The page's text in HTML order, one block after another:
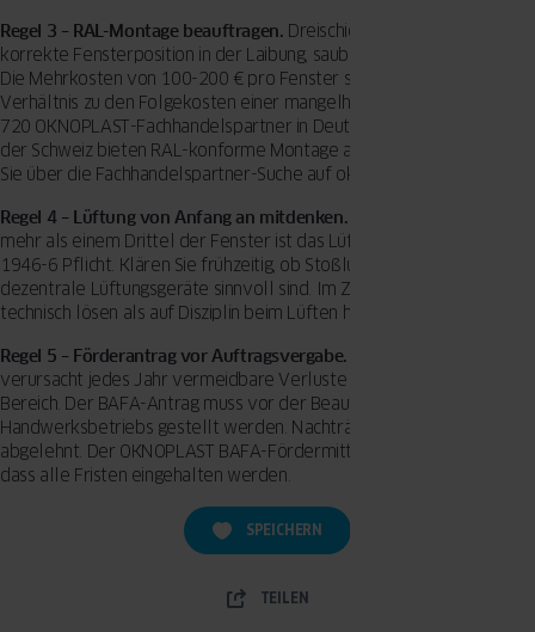
Regel 3 – RAL-Montage beauftragen. Dreischichtiger Fugenaufbau,
korrekte Fensterposition in der Laibung, saubere Anschlussdetails.
Die Mehrkosten von 100-200 € pro Fenster stehen in keinem
Verhältnis zu den Folgekosten einer mangelhaften Montage. Über
720 OKNOPLAST-Fachhandelspartner in Deutschland, Österreich und
der Schweiz bieten RAL-konforme Montage an – den nächsten finden
Sie über die Fachhandelspartner-Suche auf oknoplast.de.
Regel 4 – Lüftung von Anfang an mitdenken.
mehr als einem Drittel der Fenster ist das Lüftungskonzept nach DIN
1946-6 Pflicht. Klären Sie frühzeitig, ob Stoßlüftung reicht oder ob
dezentrale Lüftungsgeräte sinnvoll sind. Im Zweifelsfall: lieber
technisch lösen als auf Disziplin beim Lüften hoffen.
Regel 5 – Förderantrag vor Auftragsvergabe.
verursacht jedes Jahr vermeidbare Verluste im fünfstelligen
Bereich. Der BAFA-Antrag muss vor der Beauftragung des
Handwerksbetriebs gestellt werden. Nachträgliche Anträge werden
abgelehnt. Der OKNOPLAST BAFA-Fördermittelservice stellt sicher,
dass alle Fristen eingehalten werden.
SPEICHERN
TEILEN